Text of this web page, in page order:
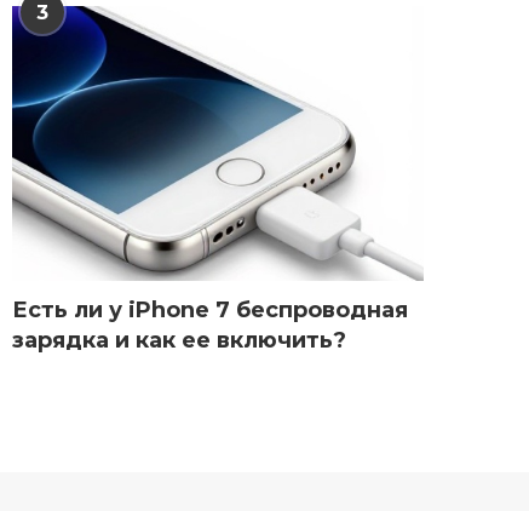
3
Есть ли у iPhone 7 беспроводная
зарядка и как ее включить?